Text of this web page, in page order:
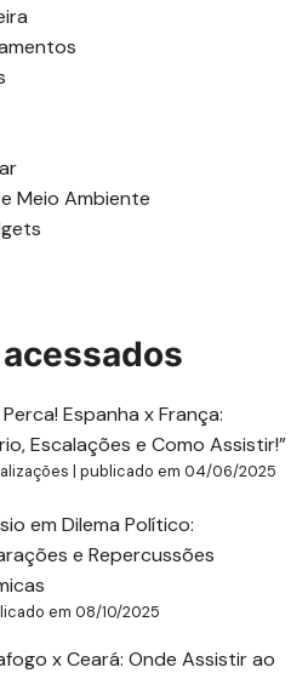
Meio Ambiente
Perca! Espanha x França:
Escalações e Como Assistir!”
|publicado em 04/06/2025
em Dilema Político:
e Repercussões
em 08/10/2025
x Ceará: Onde Assistir ao